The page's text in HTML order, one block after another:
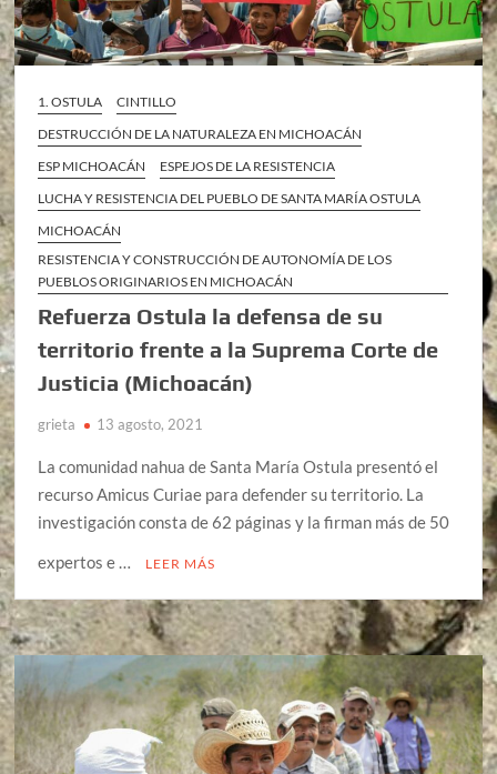
1. OSTULA
CINTILLO
DESTRUCCIÓN DE LA NATURALEZA EN MICHOACÁN
ESP MICHOACÁN
ESPEJOS DE LA RESISTENCIA
LUCHA Y RESISTENCIA DEL PUEBLO DE SANTA MARÍA OSTULA
MICHOACÁN
RESISTENCIA Y CONSTRUCCIÓN DE AUTONOMÍA DE LOS
PUEBLOS ORIGINARIOS EN MICHOACÁN
Refuerza Ostula la defensa de su
territorio frente a la Suprema Corte de
Justicia (Michoacán)
grieta 13 agosto, 2021
La comunidad nahua de Santa María Ostula presentó el
recurso Amicus Curiae para defender su territorio. La
investigación consta de 62 páginas y la firman más de 50
expertos e …
LEER MÁS